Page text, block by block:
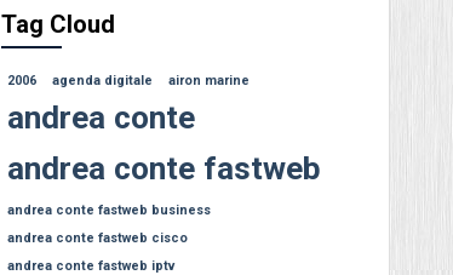
Tag Cloud
2006 agenda digitale airon marine
andrea conte
andrea conte fastweb
andrea conte fastweb business
andrea conte fastweb cisco
andrea conte fastweb iptv